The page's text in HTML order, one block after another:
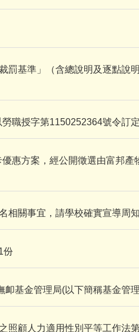
罰基準」（含總說明及逐點說
職授字第1150252364號令訂
惠方案，經公開徵選由富邦產
相關事宜，請學校確實宣導周知
份
基金管理局(以下簡稱基金管
照顧人力適用性別平等工作法